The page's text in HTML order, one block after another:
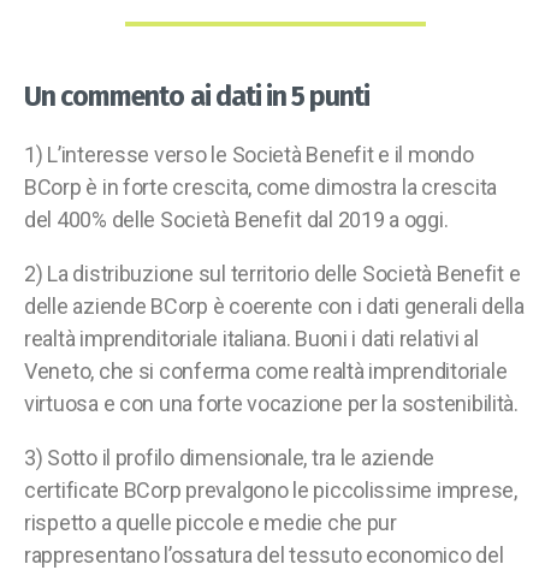
Un commento ai dati in 5 punti
1) L’interesse verso le Società Benefit e il mondo
BCorp è in forte crescita, come dimostra la crescita
del 400% delle Società Benefit dal 2019 a oggi.
2) La distribuzione sul territorio delle Società Benefit e
delle aziende BCorp è coerente con i dati generali della
realtà imprenditoriale italiana. Buoni i dati relativi al
Veneto, che si conferma come realtà imprenditoriale
virtuosa e con una forte vocazione per la sostenibilità.
3) Sotto il profilo dimensionale, tra le aziende
certificate BCorp prevalgono le piccolissime imprese,
rispetto a quelle piccole e medie che pur
rappresentano l’ossatura del tessuto economico del